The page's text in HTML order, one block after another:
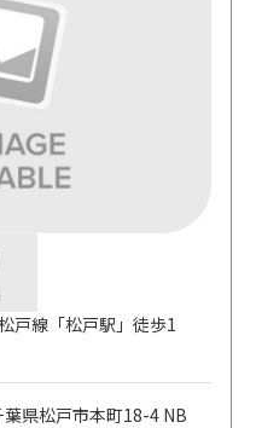
戸線「松戸駅」徒歩1
県松戸市本町18-4 NB